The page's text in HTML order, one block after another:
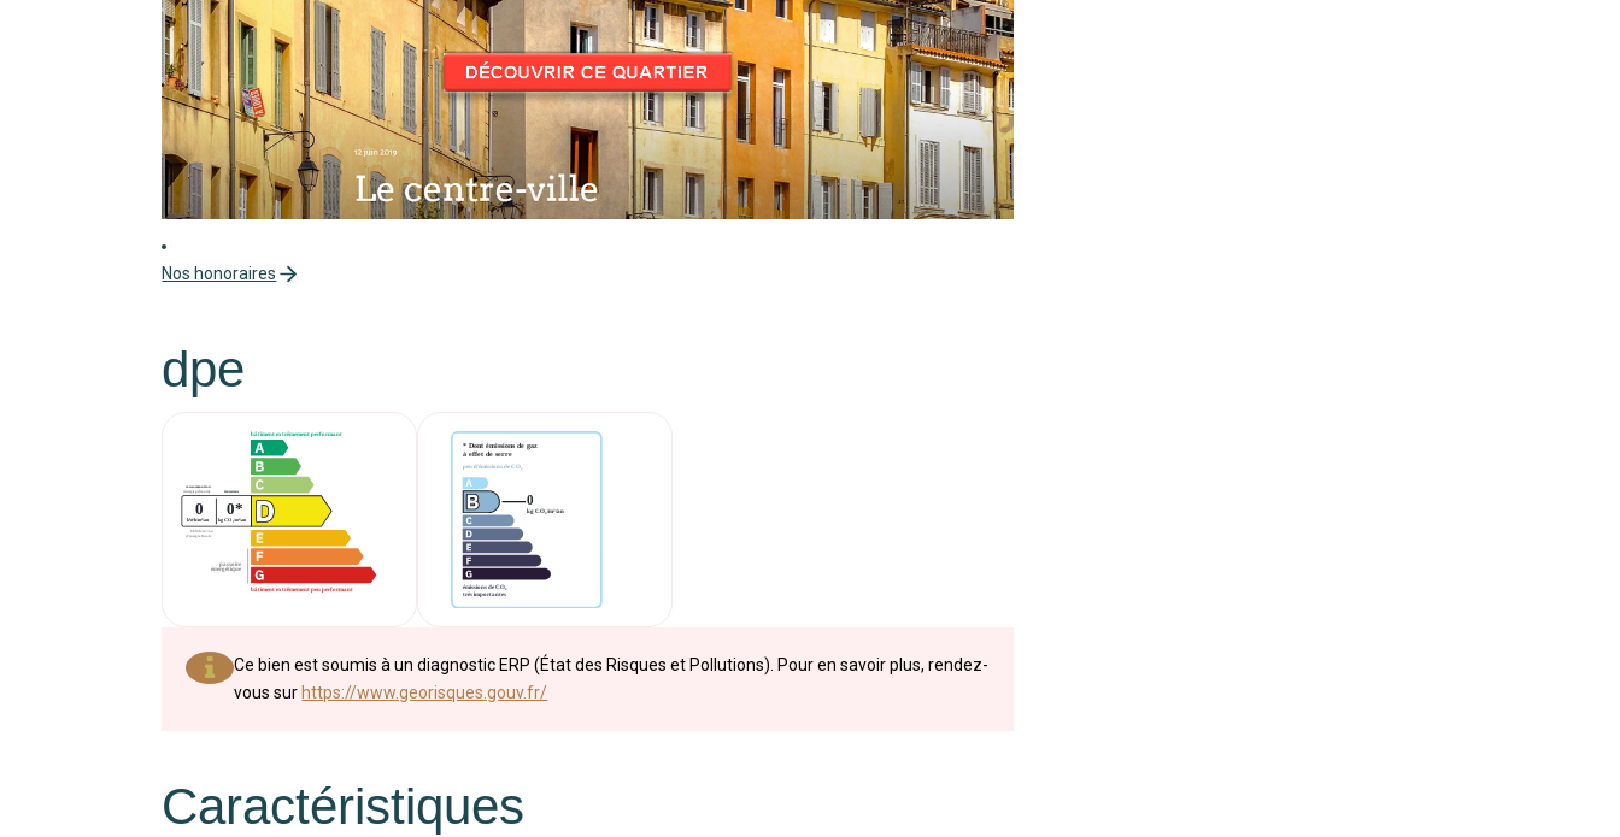
Nos honoraires
dpe
Ce bien est soumis à un diagnostic ERP (État des Risques et Pollutions). Pour en savoir plus, rendez-
vous sur https://www.georisques.gouv.fr/
Caractéristiques